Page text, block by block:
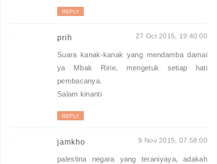
REPLY
prih 27 Oct 2015, 19:40:00
Suara kanak-kanak yang mendamba damai
ya Mbak Ririe, mengetuk setiap hati
pembacanya.
Salam kinanti
REPLY
jamkho 9 Nov 2015, 07:58:00
palestina negara yang teraniyaya, adakah